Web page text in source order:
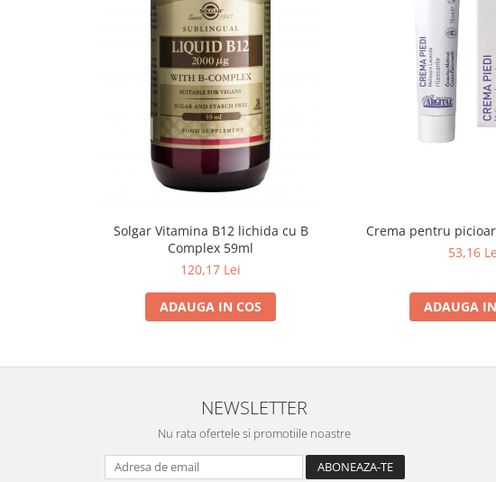
Solgar Vitamina B12 lichida cu B
Complex 59ml
120,17 Lei
ADAUGA IN COS
Crema pentru
53,16
ADAUGA
NEWSLETTER
Nu rata ofertele si promotiile noastre